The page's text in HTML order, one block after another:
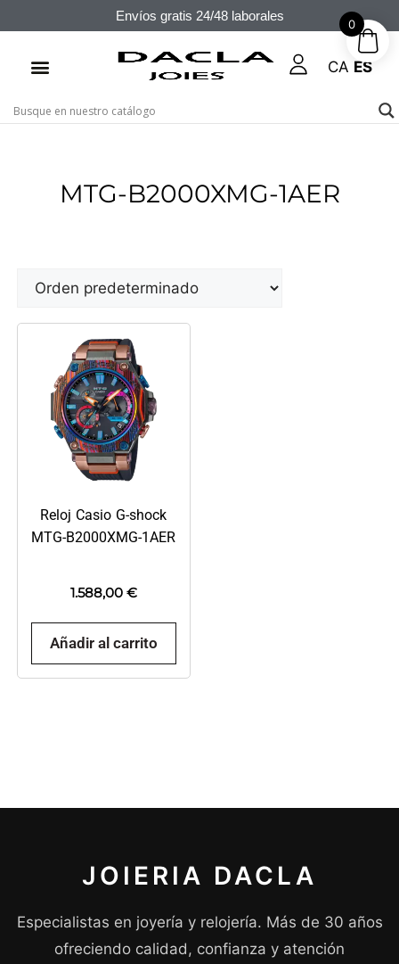
Envíos gratis 24/48 laborales
CA ES
MTG-B2000XMG-1AER
Reloj Casio G-shock
MTG-B2000XMG-1AER
1.588,00 €
Añadir al carrito
JOIERIA DACLA
Especialistas en joyería y relojería. Más de 30 años
ofreciendo calidad, confianza y atención
0